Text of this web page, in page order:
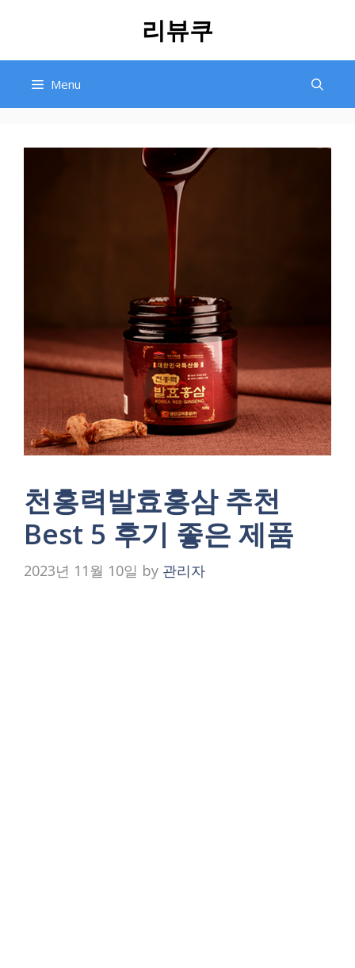
리뷰쿠
Menu
천홍력발효홍삼 추천
Best 5 후기 좋은 제품
2023년 11월 10일 by 관리자